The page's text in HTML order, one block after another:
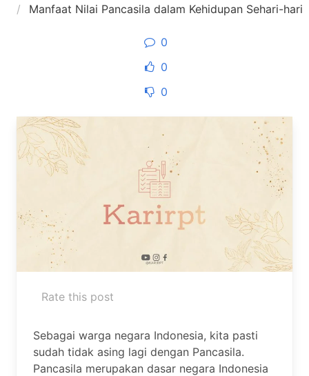
Manfaat Nilai Pancasila dalam Kehidupan Sehari-hari
0
0
0
Rate this post
Sebagai warga negara Indonesia, kita pasti
sudah tidak asing lagi dengan Pancasila.
Pancasila merupakan dasar negara Indonesia